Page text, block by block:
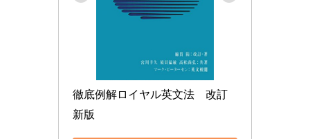
徹底例解ロイヤル英文法　改訂
新版